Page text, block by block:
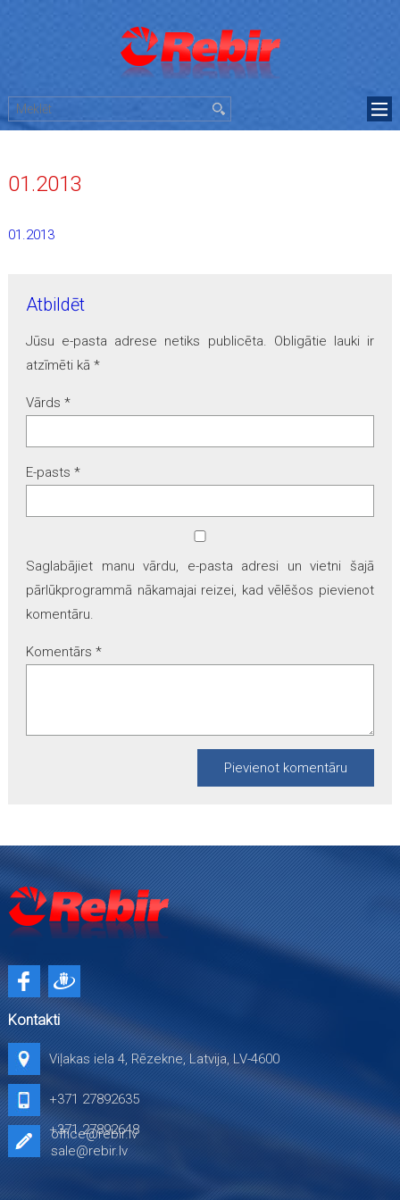
01.2013
01.2013
Atbildēt
Jūsu e-pasta adrese netiks publicēta. Obligātie lauki ir
atzīmēti kā *
Vārds *
E-pasts *
Saglabājiet manu vārdu, e-pasta adresi un vietni šajā
pārlūkprogrammā nākamajai reizei, kad vēlēšos pievienot
komentāru.
Komentārs *
Kontakti
Viļakas iela 4, Rēzekne, Latvija, LV-4600
+371 27892635
+371 27892648
office@rebir.lv
sale@rebir.lv